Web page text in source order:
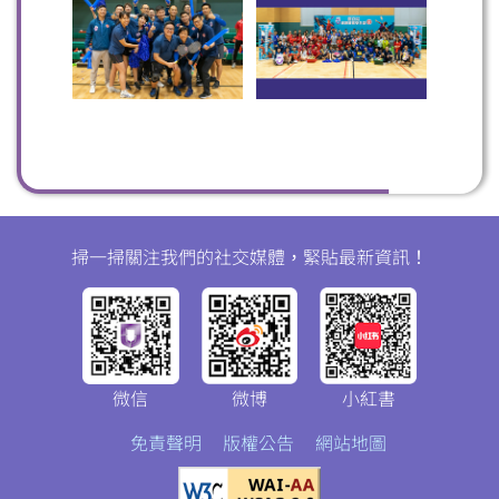
免責聲明 版權公告 網站地圖
掃一掃關注我們的社交媒體，緊貼最新資訊！
微信 微博 小紅書